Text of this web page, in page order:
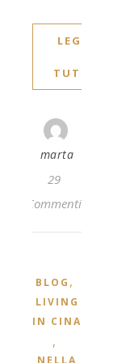
LEGGI
TUTTO
marta
29
Commenti
BLOG ,
LIVING
IN CINA
,
NELLA